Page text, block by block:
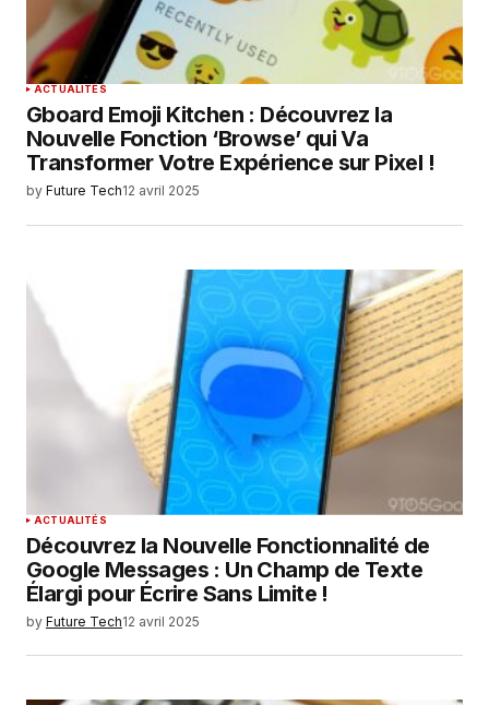
ACTUALITÉS
Gboard Emoji Kitchen : Découvrez la
Nouvelle Fonction ‘Browse’ qui Va
Transformer Votre Expérience sur Pixel !
by Future Tech12 avril 2025
ACTUALITÉS
Découvrez la Nouvelle Fonctionnalité de
Google Messages : Un Champ de Texte
Élargi pour Écrire Sans Limite !
by Future Tech12 avril 2025